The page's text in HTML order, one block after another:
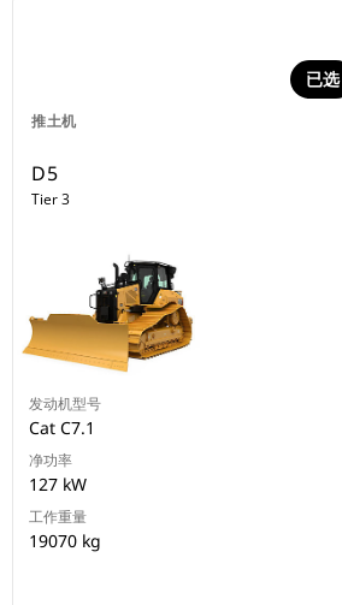
推土机
已选
D5
Tier 3
发动机型号
Cat C7.1
净功率
127 kW
工作重量
19070 kg